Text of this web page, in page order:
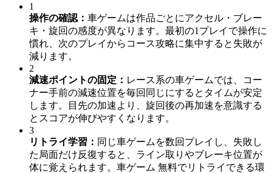
1
操作の確認 ： 車ゲームは作品ごとにアクセル・ブレー
キ・旋回の感度が異なります。最初の1プレイで操作に
慣れ、次のプレイからコース攻略に集中すると失敗が
減ります。
2
減速ポイントの固定 ： レース系の車ゲームでは、コー
ナー手前の減速位置を毎回同じにするとタイムが安定
します。目先の加速より、旋回後の再加速を意識する
とスコアが伸びやすくなります。
3
リトライ学習 ： 同じ車ゲームを数回プレイし、失敗し
た局面だけ反復すると、ライン取りやブレーキ位置が
体に覚えられます。車ゲーム 無料でリトライできる環